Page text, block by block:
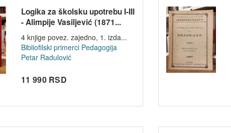
Logika za školsku upotrebu I-III
- Alimpije Vasiljević (1871...
4 knjige povez. zajedno, 1. izda...
Bibliofilski primerci Pedagogija
Petar Radulović
11 990 RSD